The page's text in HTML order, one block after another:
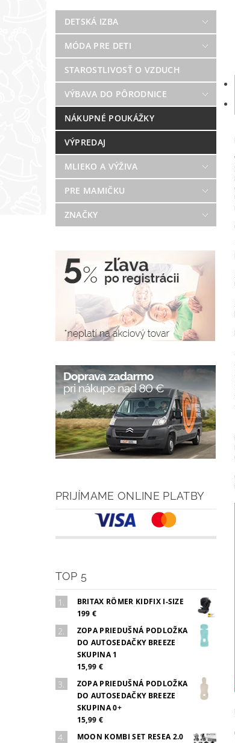
DETSKÁ IZBA
MÓDA PRE DETI
STAROSTLIVOSŤ O VZDUCH
VÝBAVA DO PÔRODNICE
NÁKUPNÉ POUKÁŽKY
VÝPREDAJ
MLIEKO A VÝŽIVA
PRE MAMIČKU
ZNAČKY
PRIJÍMAME ONLINE PLATBY
TOP 5
BRITAX RÖMER KIDFIX I-SIZE
199 €
ZOPA PRIEDUŠNÁ PODLOŽKA
DO AUTOSEDAČKY BREEZE
SKUPINA 1
15,99 €
ZOPA PRIEDUŠNÁ PODLOŽKA
DO AUTOSEDAČKY BREEZE
SKUPINA 0+
15,99 €
MOON KOMBI SET RESEA 2.0